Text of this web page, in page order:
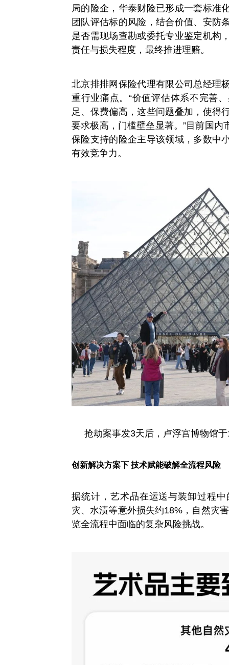
局的险企，华泰财险已形成一套标准
团队评估标的风险，结合价值、安防
是否需现场查勘或委托专业鉴定机构
责任与损失程度，最终推进理赔。
北京排排网保险代理有限公司总经理
重行业痛点。“价值评估体系不完善
足、保费偏高，这些问题叠加，使得
要求极高，门槛壁垒显著。”目前国
保险支持的险企主导该领域，多数中
有效竞争力。
抢劫案事发3天后，卢浮宫博物馆
创新解决方案下 技术赋能破解全流程风险
据统计，艺术品在运送与装卸过程
灾、水渍等意外损失约18%，自然灾
览全流程中面临的复杂风险挑战。